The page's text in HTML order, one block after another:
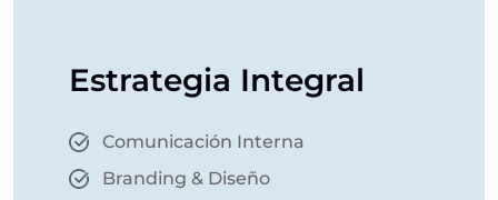
Estrategia Integral
Comunicación Interna
Branding & Diseño